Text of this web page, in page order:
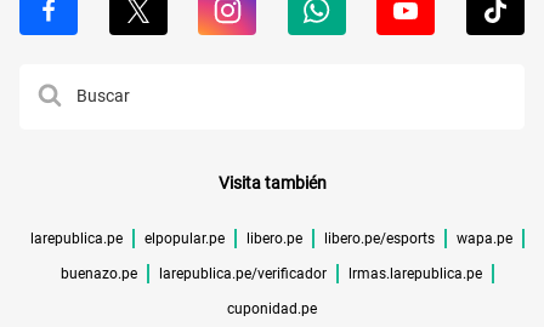
Visita también
larepublica.pe elpopular.pe libero.pe libero.pe/esports wapa.pe
buenazo.pe larepublica.pe/verificador lrmas.larepublica.pe
cuponidad.pe